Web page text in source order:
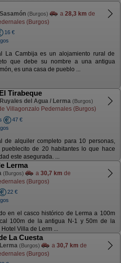
Sasamón (Burgos) a 28,3 km de
(Burgos)
16 €
La Cambija es un alojamiento rural de
que debe su nombre a una antigua
es una casa de pueblo ...
Tirabeque
Ruyales del Agua / Lerma (Burgos)
Villagonzalo Pedernales (Burgos)
47 €
de alquiler completo para 10 personas,
de 20 habitantes lo que hace
este asegurada. ...
Lerma
(Burgos) a 30,7 km de
(Burgos)
22 €
en el casco histórico de Lerma a 100m
100m de la antigua N-1 y 50m de la
Villa de Lerm ...
La Cuesta
Lerma (Burgos) a 30,7 km de
(Burgos)